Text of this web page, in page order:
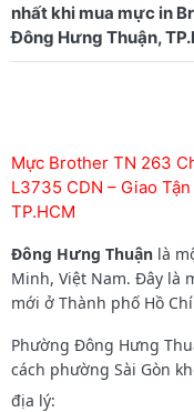
nhất khi mua mực in
Mực Brother TN 263
L3735 CDN – Giao
TP.HCM
Đông Hưng Thuận là
Minh, Việt Nam. Đây là
mới ở Thành phố Hồ
Phường Đông Hưng
cách phường Sài Gòn
địa lý: